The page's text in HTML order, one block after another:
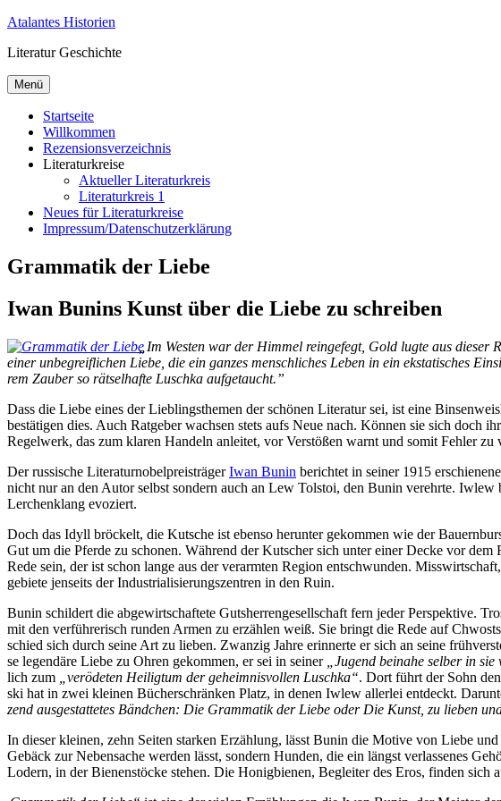
Zum
springen
Atalantes Historien
Literatur Geschichte
Menü
Startseite
Willkommen
Rezensionsverzeichnis
Literaturkreise
Aktueller Literaturkreis
Literaturkreis 1
Neues für Literaturkreise
Impressum/Datenschutzerklärung
Grammatik der Liebe
Iwan Bunins Kunst über die Liebe zu schreiben
„ Im Wes­ten war der Him­mel rein­ge­fegt, Gold lug­te aus die­ser
ei­ner un­be­greif­li­chen Lie­be, die ein gan­zes mensch­li­ches Le­ben in ein ek­sta­ti­sches
rem Zau­ber so rät­sel­haf­te Lusch­ka aufgetaucht.”
Dass die Lie­be ei­nes der Lieb­lings­the­men der schö­nen Li­te­ra­tur sei, ist ei­ne
be­stä­ti­gen dies. Auch Rat­ge­ber wach­sen stets aufs Neue nach. Kön­nen sie sich
Re­gel­werk, das zum kla­ren Han­deln an­lei­tet, vor Ver­stö­ßen warnt und so­mit Feh­ler
Der rus­si­sche Li­te­ra­tur­no­bel­preis­trä­gerIwan Bu­nin be­rich­tet in sei­ner 1915
nicht nur an den Au­tor selbst son­dern auch an Lew Tol­stoi, den Bu­nin ver­ehr­te.
Ler­chen­klang evoziert.
Doch das Idyll brö­ckelt, die Kut­sche ist eben­so her­un­ter ge­kom­men wie der
Gut um die Pfer­de zu scho­nen. Wäh­rend der Kut­scher sich un­ter ei­ner De­cke vor
Re­de sein, der ist schon lan­ge aus der ver­arm­ten Re­gi­on ent­schwun­den.
ge­bie­te jen­seits der In­dus­tria­li­sie­rungs­zen­tren in den Ruin.
Bu­nin schil­dert die ab­ge­wirt­schaf­te­te Guts­her­ren­ge­sell­schaft fern je­der Per­spek­ti­ve.
mit den ver­füh­re­risch run­den Ar­men zu er­zäh­len weiß. Sie bringt die Re­de auf
schied sich durch sei­ne Art zu lie­ben. Zwan­zig Jah­re er­in­ner­te er sich an sei­ne
se le­gen­dä­re Lie­be zu Oh­ren ge­kom­men, er sei in sei­ner
„Ju­gend bei­na­he sel­ber in
lich zum
„ver­öde­ten Hei­lig­tum der ge­heim­nis­vol­len Lusch­ka“. Dort führt der Sohn
ski hat in zwei klei­nen Bü­cher­schrän­ken Platz, in de­nen Iw­lew al­ler­lei ent­deckt.
zend aus­ge­stat­te­tes Bänd­chen: Die Gram­ma­tik der Lie­be oder Die Kunst, zu lie­ben
In die­ser klei­nen, zehn Sei­ten star­ken Er­zäh­lung, lässt Bu­nin die Mo­ti­ve von Lie­be
Ge­bäck zur Ne­ben­sa­che wer­den lässt, son­dern Hun­den, die ein längst ver­las­se­nes
Lo­dern, in der Bie­nen­stö­cke ste­hen. Die Ho­nig­bie­nen, Be­glei­ter des Eros, fin­den